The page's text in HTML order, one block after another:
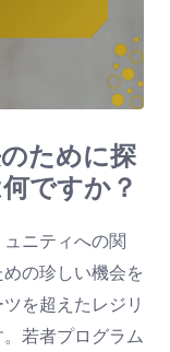
ために探
ですか？
ニティへの関
の珍しい機会を
を超えたレジリ
若者プログラム